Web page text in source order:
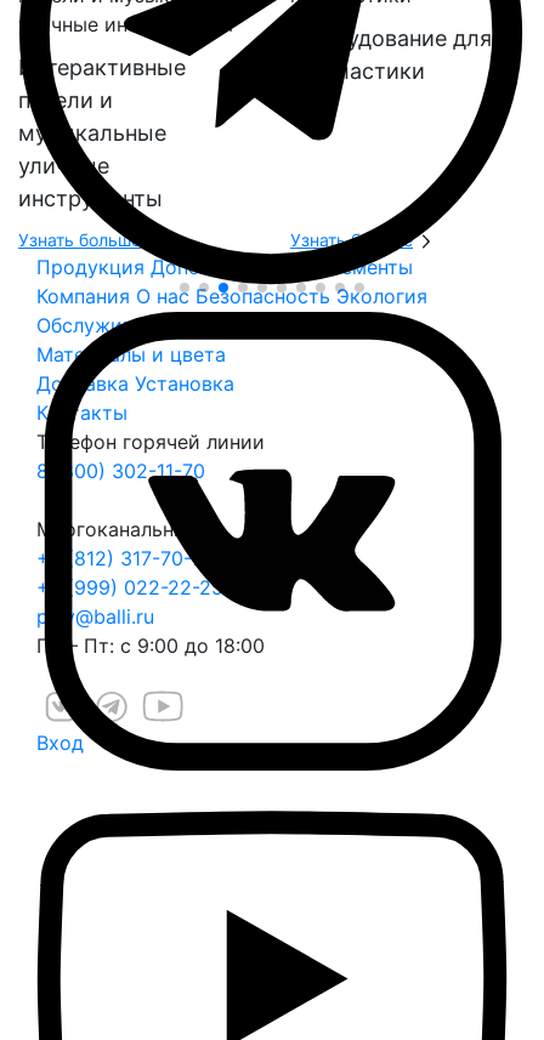
Интерактивные
панели и
музыкальные
уличные
инструменты
Узнать больше
Оборудование для
геопластики
Узнать больше
Продукция Дополнительные элементы
Компания О нас Безопасность Экология
Обслуживание
Материалы и цвета
Доставка Установка
Контакты
Телефон горячей линии
8 (800) 302-11-70
Многоканальный
+7 (812) 317-70-70
+7 (999) 022-22-25
play@balli.ru
Пн – Пт: с 9:00 до 18:00
Вход